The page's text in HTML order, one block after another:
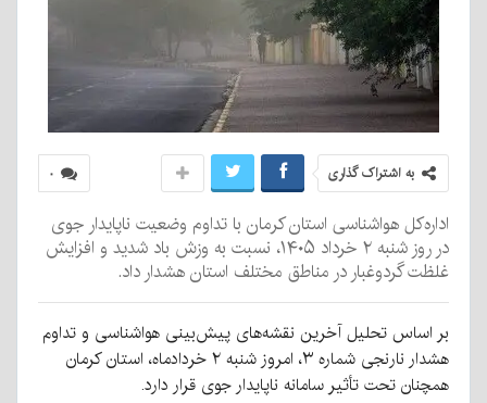
۰ به اشتراک گذاری
اداره‌کل هواشناسی استان کرمان با تداوم وضعیت ناپایدار جوی
در روز شنبه ۲ خرداد ۱۴۰۵، نسبت به وزش باد شدید و افزایش
غلظت گردوغبار در مناطق مختلف استان هشدار داد.
بر اساس تحلیل آخرین نقشه‌های پیش‌بینی هواشناسی و تداوم
هشدار نارنجی شماره ۳، امروز شنبه ۲ خردادماه، استان کرمان
همچنان تحت تأثیر سامانه ناپایدار جوی قرار دارد.